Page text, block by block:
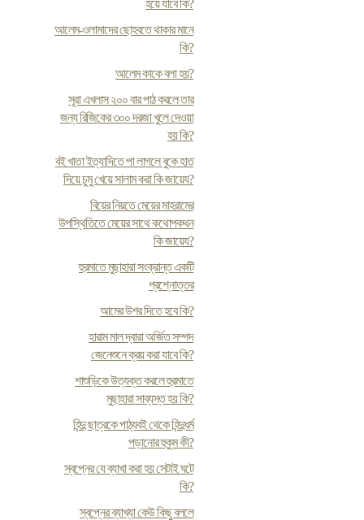
হয়ে যাবে কি?
আলেম-ওলামাদের ছোহবতে থাকার মানে
কি?
আলেম কাকে বলা হয়?
সূরা এখলাস ২০০ বার পাঠ করলে তার
জন্য রিজিকের ৩০০ দরজা খুলে দেওয়া
হয় কি?
ব‌ই খাতা ইত্যাদিতে পা লাগলে বুকে হাত
দিয়ে চুমু খেয়ে সালাম করা কি জায়েয?
বিয়ের নিয়তে মেয়ের মাহরামের
উপস্থিতিতে মেয়ের সাথে কথোপকথন
কি জায়েয?
হুরমাতে মুছাহারা সংক্রান্ত একটি
প্রশ্নোত্তর
আমের উশর দিতে হবে কি?
হারাম মাল দ্বারা অর্জিত সম্পদ
জেনেশুনে ক্রয় করা যাবে কি?
শাশুড়িকে উত্যক্ত করলে হুরমাতে
মুছাহারা সাব্যস্ত হয় কি?
হিন্দু ছাত্রকে পাঠ্যবই থেকে হিন্দুধর্ম
পড়ানোর হুকুম কী?
স্বপ্নের যে ব্যাখা করা হয় সেটাই ঘটে
কি?
স্বপ্নের ব্যাখ্যা কেউ কিছু বললে